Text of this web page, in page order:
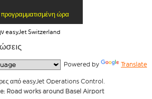
προγραμματισμένη ώρα
easyJet Switzerland
Powered by Translate
από easyJet Operations Control.
Road works around Basel Airport